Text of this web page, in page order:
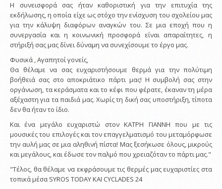
Η συνεισφορά σας ήταν καθοριστική για την επιτυχία της
εκδήλωσης, η οποία είχε ως στόχο την ενίσχυση του σχολείου μας
για την κάλυψη διαφόρων αναγκών του. Σε μια εποχή που η
συνεργασία και η κοινωνική προσφορά είναι απαραίτητες, η
στήριξή σας μας δίνει δύναμη να συνεχίσουμε το έργο μας.
Φυσικά , Αγαπητοί γονείς,
Θα θέλαμε να σας ευχαριστήσουμε θερμά για την πολύτιμη
βοήθειά σας στο αποκριάτικο πάρτι μας! Η συμβολή σας στην
οργάνωση, τα κεράσματα και το κέφι που φέρατε, έκαναν τη μέρα
αξέχαστη για τα παιδιά μας. Χωρίς τη δική σας υποστήριξη, τίποτα
δεν θα ήταν το ίδιο.
Kαι ένα μεγάλο ευχαριστώ στον ΚΑΤΡΗ ΓΙΑΝΝΗ που με τις
μουσικές του επιλογές και τον επαγγελματισμό του μεταμόρφωσε
την αυλή μας σε μια αληθινή πίστα! Μας ξεσήκωσε όλους, μικρούς
και μεγάλους, και έδωσε τον παλμό που χρειαζόταν το πάρτι μας."
"Τέλος, θα θέλαμε να εκφράσουμε τις θερμές μας ευχαριστίες στα
τοπικά μέσα SYROS TODAY KAI CYCLADES 24